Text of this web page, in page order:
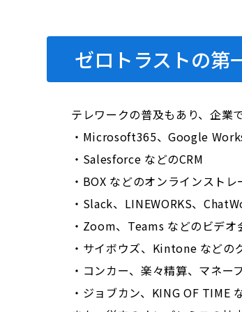
ゼロトラストの第
テレワークの普及もあり、企業
・Microsoft365、Google
・Salesforce などのCRM
・BOX などのオンラインストレ
・Slack、LINEWORKS、
・Zoom、Teams などのビデオ
・サイボウズ、Kintone などの
・コンカー、楽々精算、マネー
・ジョブカン、KING OF TIME